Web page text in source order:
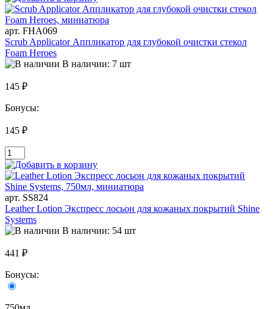
арт. FHA069
Scrub Applicator Аппликатор для глубокой очистки стекол
Foam Heroes
В наличии: 7 шт
145 ₽
Бонусы:
145 ₽
арт. SS824
Leather Lotion Экспресс лосьон для кожаных покрытий Shine
Systems
В наличии: 54 шт
441 ₽
Бонусы: